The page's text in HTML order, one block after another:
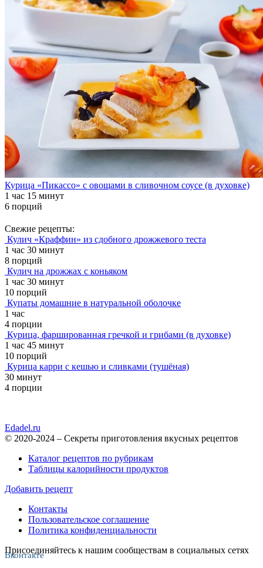
Курица «Пикассо» с овощами в сливочном соусе (в духовке)
1 час 15 минут
6 порций
Свежие рецепты:
Кулич «Краффин» из сдобного дрожжевого теста
1 час 30 минут
8 порций
Кулич на дрожжах с коньяком
1 час 30 минут
10 порций
Купаты домашние в натуральной оболочке
1 час
4 порции
Курица, фаршированная гречкой и грибами (в духовке)
1 час 45 минут
10 порций
Курица карри с кешью и сливками (тушёная)
30 минут
4 порции
Edadel.ru
© 2020-2024 – Секреты приготовления вкусных рецептов
Каталог рецептов по рубрикам
Таблицы калорийности продуктов
Добавить рецепт
Контакты
Пользовательское соглашение
Политика конфиденциальности
Присоединяйтесь к нашим сообществам в социальных сетях
Вконтакте